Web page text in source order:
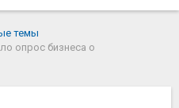
темы
опрос бизнеса о